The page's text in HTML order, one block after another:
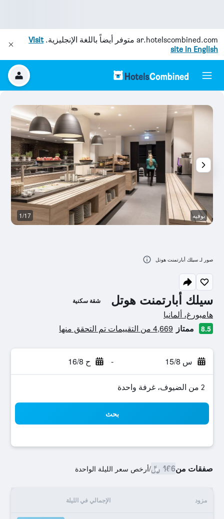
ar.hotelscombined.com متوفر أيضاً باللغة الإنجليزية.Visit
site in English
سيلك أبارتمنت هوتل شقة سكنية
تقييم فئة 0
هامبورغ، ألمانيا
8.5 ممتاز 4,669 من التقييمات تم التحقق منها
س 15/8 - ح 16/8
2 من الضيوف، غرفة واحدة
بحث
صفقات من466 ﷼ /أرخص سعر الليلة الواحدة
مزود الإجمالي في الليلة
بوفيه 1/17
صور لـ سيلك أبارتمنت هوتل